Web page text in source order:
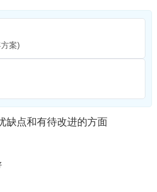
案)
缺点和有待改进的方面